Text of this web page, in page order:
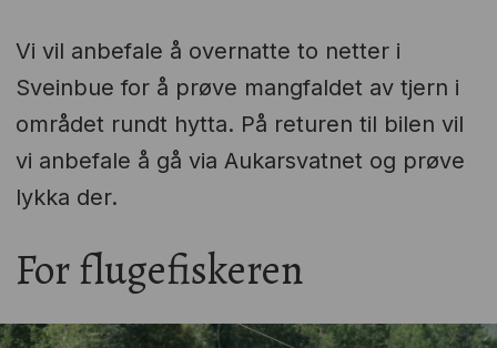
Vi vil anbefale å overnatte to netter i
Sveinbue for å prøve mangfaldet av tjern i
området rundt hytta. På returen til bilen vil
vi anbefale å gå via Aukarsvatnet og prøve
lykka der.
For flugefiskeren